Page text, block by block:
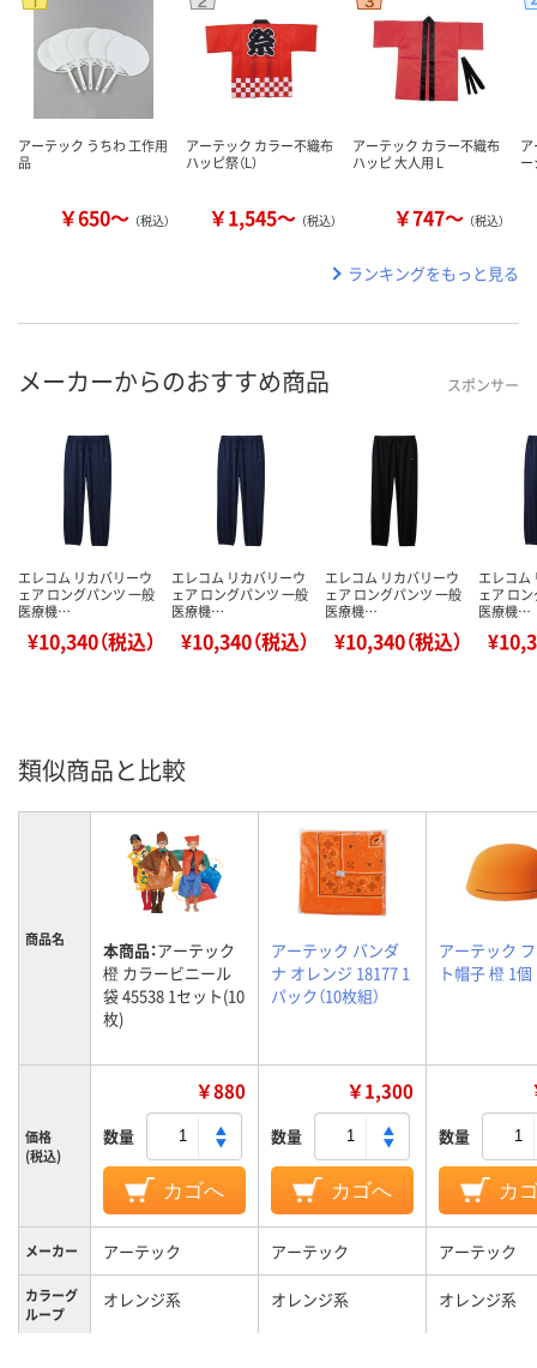
アーテック うちわ 工作用
品
￥650～ （税込）
アーテック カラー不織布
ハッピ祭（L）
￥1,545～ （税込）
アーテック カラー不織布
ハッピ 大人用 L
￥747～ （税込）
ー
ランキングをもっと見る
メーカーからのおすすめ商品 スポンサー
エレコム リカバリーウ
ェア ロングパンツ 一般
医療機…
¥10,340（税込）
エレコム リカバリーウ
ェア ロングパンツ 一般
医療機…
¥10,340（税込）
エレコム リカバリーウ
ェア ロングパンツ 一般
医療機…
¥10,340（税込）
エレコム
ェア ロ
医療機…
類似商品と比較
商品名 本商品：アーテック
橙 カラービニール
袋 45538 1セット(10
枚)
アーテック バンダ
ナ オレンジ 18177 1
パック（10枚組）
アーテック
ト帽子 橙 1個
価格
(税込)
￥880
数量
カゴへ
￥1,300
数量
カゴへ
数量
カ
メーカー アーテック アーテック アーテック
カラーグ
ループ
オレンジ系 オレンジ系 オレンジ系